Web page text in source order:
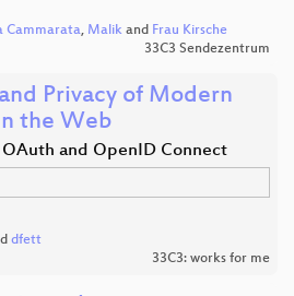
Cammarata, Malik and Frau Kirsche
33C3 Sendezentrum
Privacy of Modern
the Web
and OpenID Connect
dfett
33C3: works for me